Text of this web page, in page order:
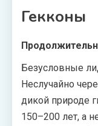
Гекконы
Безусловные
Неслучайно
дикой природе
150–200 лет, а